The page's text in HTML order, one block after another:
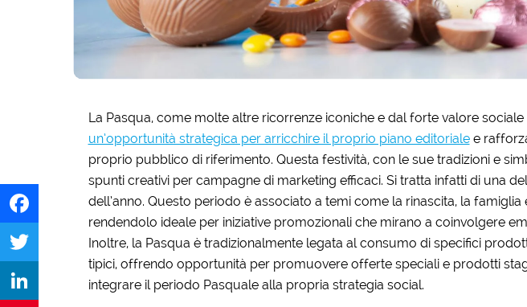
Facebook
Twitter
La Pasqua, come molte altre ricorrenze iconiche e dal forte valore
un’opportunità strategica per arricchire il proprio piano editorialee
proprio pubblico di riferimento. Questa festività, con le sue tradizioni e
spunti creativi per campagne di marketing efficaci. Si tratta infatti di una
dell’anno. Questo periodo è associato a temi come la rinascita, la famiglia
rendendolo ideale per iniziative promozionali che mirano a coinvolgere
Inoltre, la Pasqua è tradizionalmente legata al consumo di specifici
tipici, offrendo opportunità per promuovere offerte speciali e prodotti
integrare il periodo Pasquale alla propria strategia social.